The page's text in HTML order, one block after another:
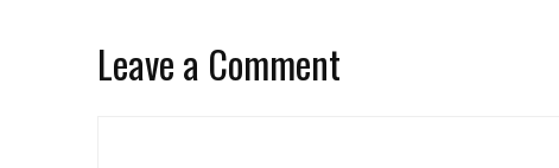
Leave a Comment